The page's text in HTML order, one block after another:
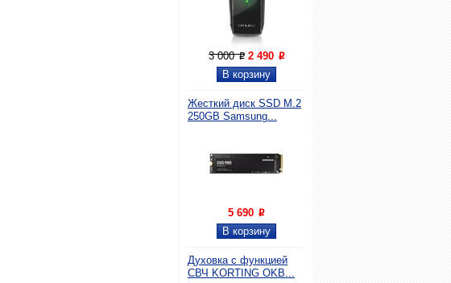
3 000P 2 490 P
Жесткий диск SSD M.2
250GB Samsung...
5 690 P
Духовка с функцией
СВЧ KORTING OKB...